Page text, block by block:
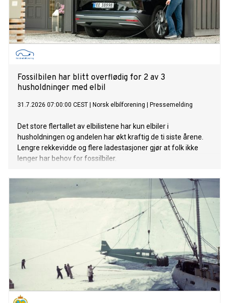
Fossilbilen har blitt overflødig for 2 av 3
husholdninger med elbil
31.7.2026 07:00:00 CEST Norsk elbilforening Pressemelding
Det store flertallet av elbilistene har kun elbiler i
husholdningen og andelen har økt kraftig de ti siste årene.
Lengre rekkevidde og flere ladestasjoner gjør at folk ikke
lenger har behov for fossilbiler.